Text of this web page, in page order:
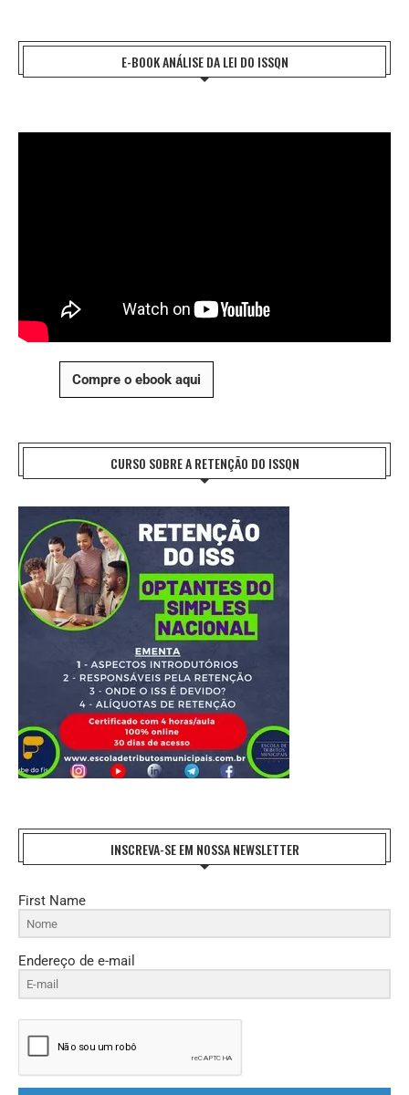
E-BOOK ANÁLISE DA LEI DO ISSQN
Compre o ebook aqui
CURSO SOBRE A RETENÇÃO DO ISSQN
INSCREVA-SE EM NOSSA NEWSLETTER
First Name
Endereço de e-mail